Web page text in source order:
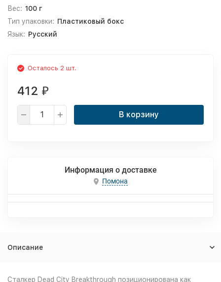
Вес: 100 г
Тип упаковки: Пластиковый бокс
Язык: Русский
Осталось 2 шт.
412 ₽
В корзину
Информация о доставке
Помона
Описание
Сталкер Dead City Breakthrough позиционирована как